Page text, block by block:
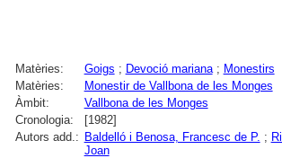
Matèries: Goigs ; Devoció mariana; Monestirs
Matèries:
Monestir de Vallbona de les Monges
Àmbit:
Vallbona de les Monges
Cronologia:
[1982]
Autors add.: Baldelló i Benosa, Francesc de P. ;
Joan